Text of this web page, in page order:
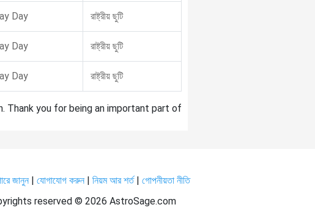
Day রাষ্ট্রীয় ছুটি
Day রাষ্ট্রীয় ছুটি
Day রাষ্ট্রীয় ছুটি
Thank you for being an important part of
জানুন| যোগাযোগ করুন| নিয়ম আর শর্ত| গোপনীয়তা নীতি
reserved ©2026 AstroSage.com